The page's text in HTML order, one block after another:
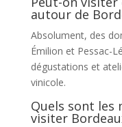
autour de
Absolument, des
Émilion et Pessac-
dégustations et
vinicole.
Quels sont les
visiter